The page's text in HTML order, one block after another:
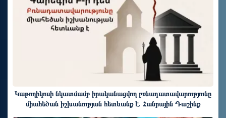
Կաթողիկոսի նկատմամբ իրականացվող բռնադատավարությունը
միահեծան իշխանության հետևանք է. Հանրային Դաշինք